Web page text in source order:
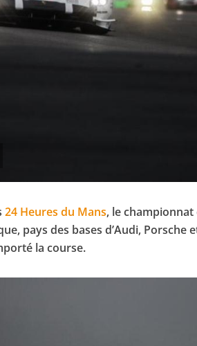
24 Heures du Mans, le championnat
pays des bases d’Audi,
la course.